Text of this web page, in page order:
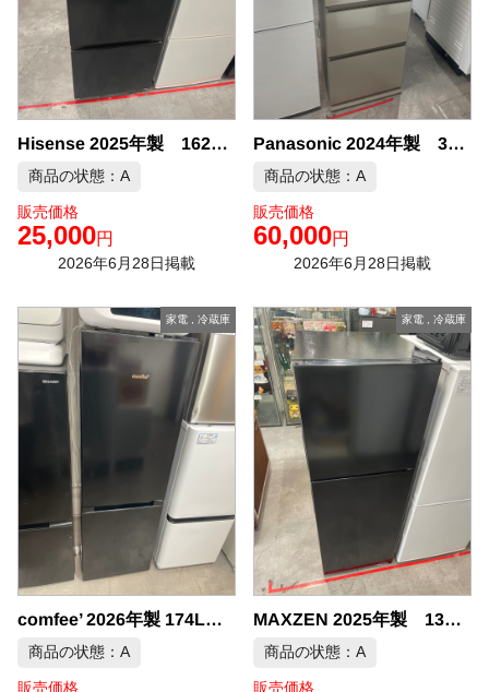
Hisense 2025年製 162L 冷凍冷蔵庫 中古品販売
商品の状態：A
販売価格
25,000円
2026年6月28日掲載
Panasonic 2024年製 335L 3ドア 冷凍冷蔵庫 中古品販売
商品の状態：A
販売価格
60,000円
2026年6月28日掲載
家電, 冷蔵庫
comfee’ 2026年製 174L 冷凍冷蔵庫 中古品販売
商品の状態：A
販売価格
家電 冷蔵庫
MAXZEN 2025年製 130L 冷凍冷蔵庫 中古品販売
商品の状態：A
販売価格